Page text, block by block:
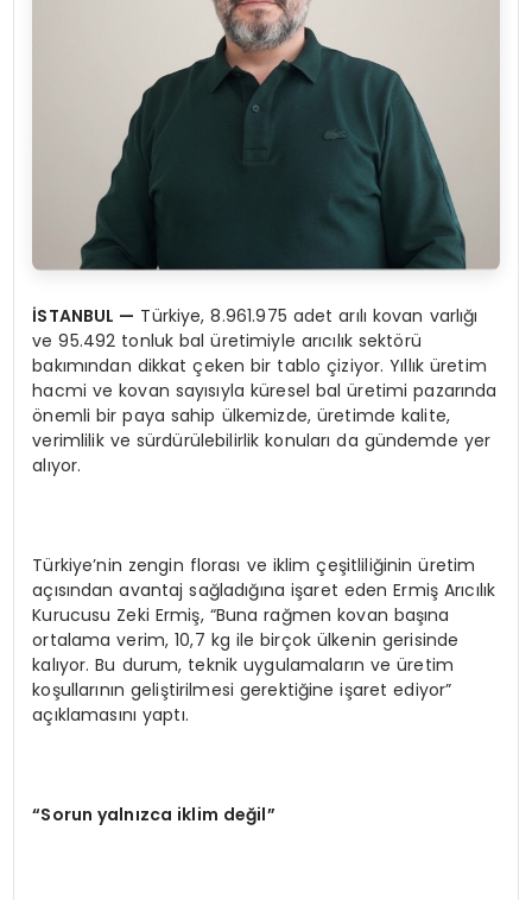
İSTANBUL — Türkiye, 8.961.975 adet arılı kovan varlığı
ve 95.492 tonluk bal üretimiyle arıcılık sektörü
bakımından dikkat çeken bir tablo çiziyor. Yıllık üretim
hacmi ve kovan sayısıyla küresel bal üretimi pazarında
önemli bir paya sahip ülkemizde, üretimde kalite,
verimlilik ve sürdürülebilirlik konuları da gündemde yer
alıyor.
Türkiye’nin zengin florası ve iklim çeşitliliğinin üretim
açısından avantaj sağladığına işaret eden Ermiş Arıcılık
Kurucusu Zeki Ermiş, “Buna rağmen kovan başına
ortalama verim, 10,7 kg ile birçok ülkenin gerisinde
kalıyor. Bu durum, teknik uygulamaların ve üretim
koşullarının geliştirilmesi gerektiğine işaret ediyor”
açıklamasını yaptı.
“Sorun yalnızca iklim değil”